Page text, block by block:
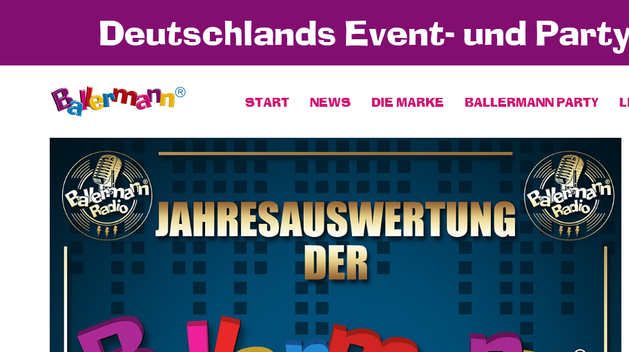
Deutschlands Event- und
START NEWS DIE MARKE BALLERMANN PARTY